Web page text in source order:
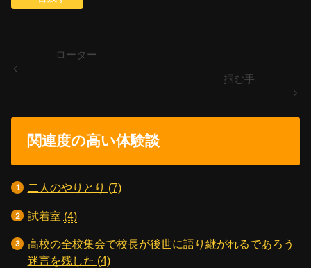
ローター
掴む手
関連度の高い体験談
二人のやりとり (7)
試着室 (4)
高校の全校集会で校長が後世に語り継がれるであろう
迷言を残した (4)